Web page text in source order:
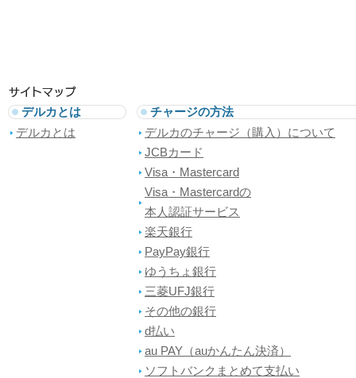
デルカとは
デルカとは
チャージの方法
デルカのチャージ（購入）について
JCBカード
Visa・Mastercard
Visa・Mastercardの
本人認証サービス
楽天銀行
PayPay銀行
ゆうちょ銀行
三菱UFJ銀行
その他の銀行
d払い
au PAY（auかんたん決済）
ソフトバンクまとめて支払い